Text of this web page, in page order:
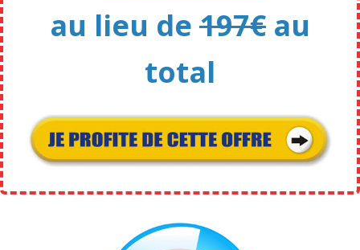
au lieu de 197€ au
total